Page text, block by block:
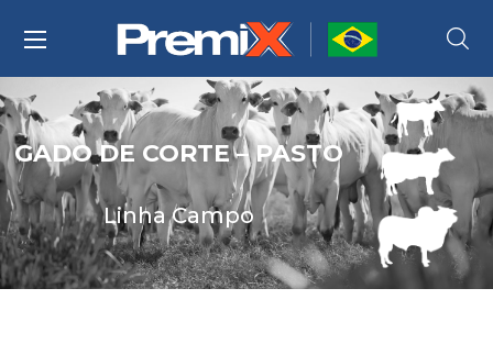
GADO DE CORTE – PASTO
Linha Campo